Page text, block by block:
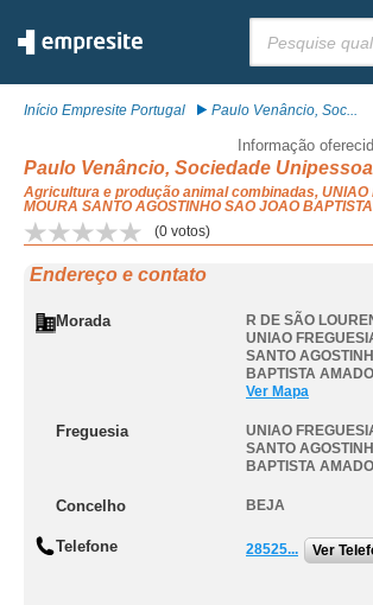
Início Empresite Portugal Paulo Venâncio, Soc...
Informação
Paulo Venâncio, Sociedade
Agricultura e produção animal combinadas, UNIAO
MOURA SANTO AGOSTINHO SAO JOAO
(0 votos)
Endereço e contato
Morada R DE SÃO
UNIAO
SANTO
BAPTISTA
Ver Mapa
Freguesia
UNIAO
SANTO
BAPTISTA
Concelho BEJA
Telefone 28525... Ver